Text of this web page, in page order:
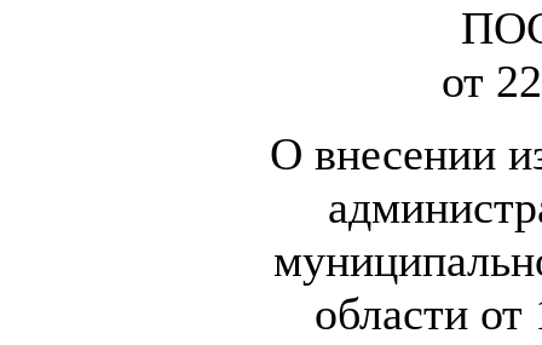
от
О внесении
области